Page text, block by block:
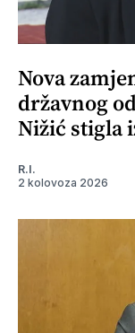
Nova
državnog
Nižić stigla
R.I.
2 kolovoza 2026